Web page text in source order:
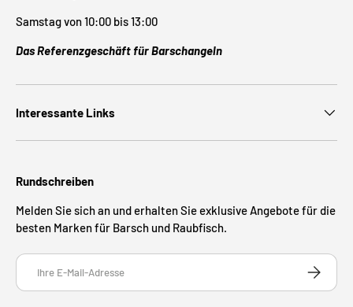
Samstag von 10:00 bis 13:00
Das Referenzgeschäft für Barschangeln
Interessante Links
Rundschreiben
Melden Sie sich an und erhalten Sie exklusive Angebote für die
besten Marken für Barsch und Raubfisch.
E-Mail